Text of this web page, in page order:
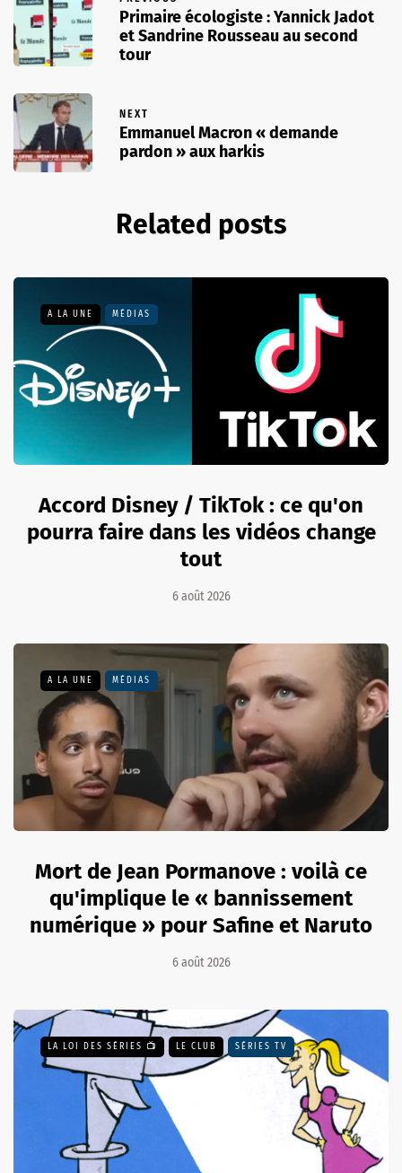
Primaire écologiste : Yannick Jadot
et Sandrine Rousseau au second
tour
NEXT
Emmanuel Macron « demande
pardon » aux harkis
Related posts
A LA UNE MÉDIAS
Accord Disney / TikTok : ce qu'on
pourra faire dans les vidéos change
tout
6 août 2026
A LA UNE MÉDIAS
Mort de Jean Pormanove : voilà ce
qu'implique le « bannissement
numérique » pour Safine et Naruto
6 août 2026
LA LOI DES SÉRIES 📺 LE CLUB SÉRIES TV